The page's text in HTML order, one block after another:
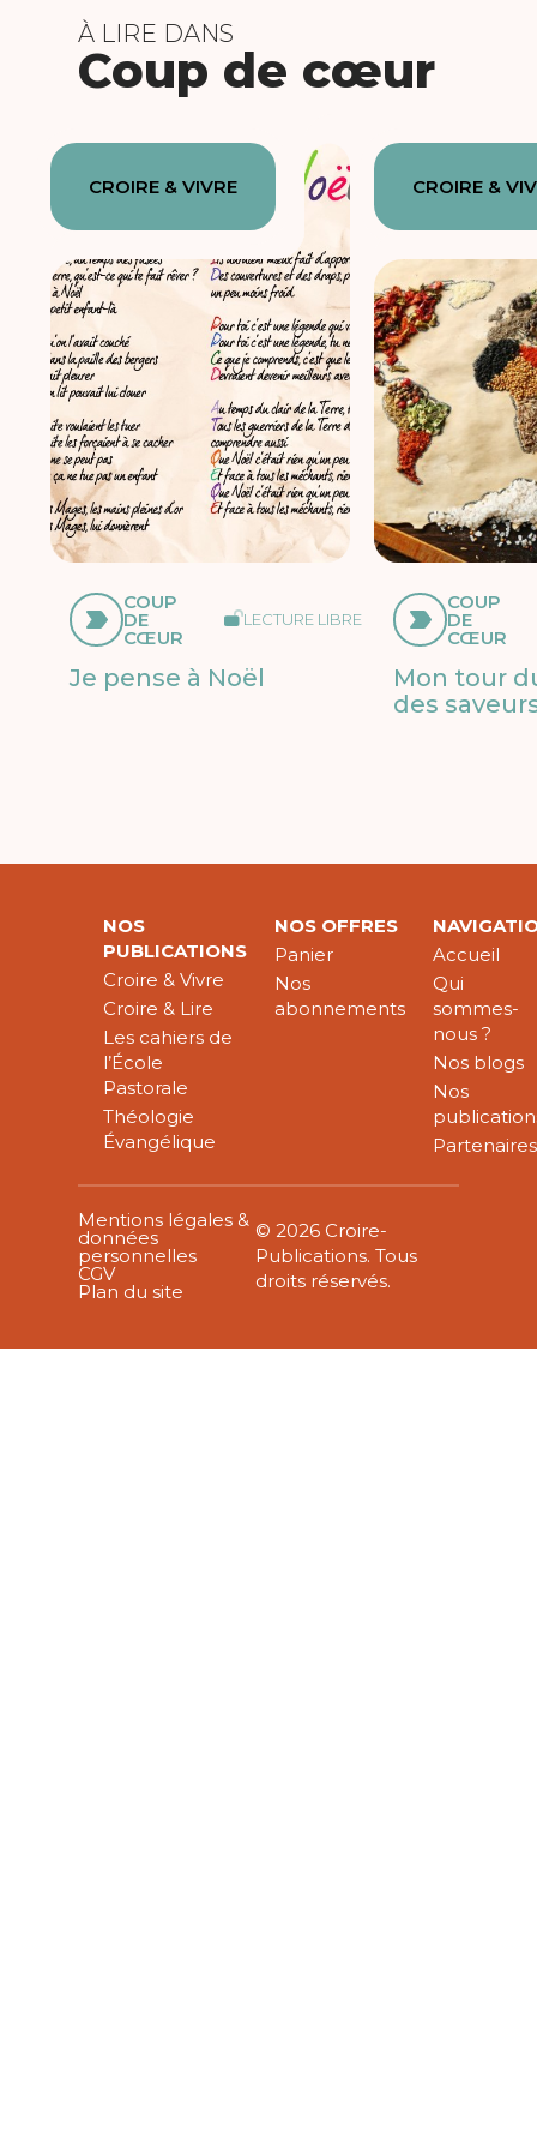
À LIRE DANS
Coup de cœur
CROIRE & VIVRE
COUP
DE
CŒUR
LECTURE LIBRE
Je pense à Noël
CROIRE &
COUP
DE
CŒUR
Mon tour
des
NOS
PUBLICATIONS
Croire & Vivre
Croire & Lire
Les cahiers de
l’École
Pastorale
Théologie
Évangélique
NOS OFFRES
Panier
Nos
abonnements
Accueil
Qui
sommes-
nous ?
Nos blogs
Nos
Partenaires
Mentions légales &
données
personnelles
CGV
Plan du site
© 2026 Croire-
Publications. Tous
droits réservés.